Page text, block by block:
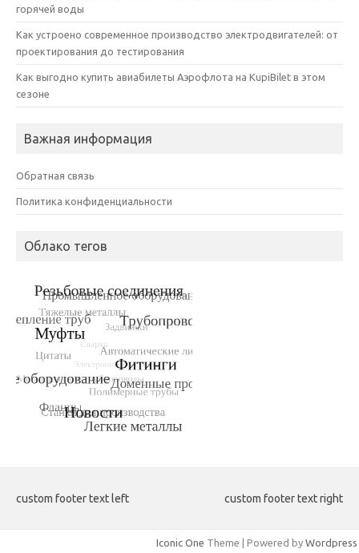
горячей воды
Как устроено современное производство электродвигателей: от
проектирования до тестирования
Как выгодно купить авиабилеты Аэрофлота на KupiBilet в этом
сезоне
Важная информация
Обратная связь
Политика конфиденциальности
Облако тегов
custom footer text left custom footer text right
Iconic One Theme | Powered by Wordpress